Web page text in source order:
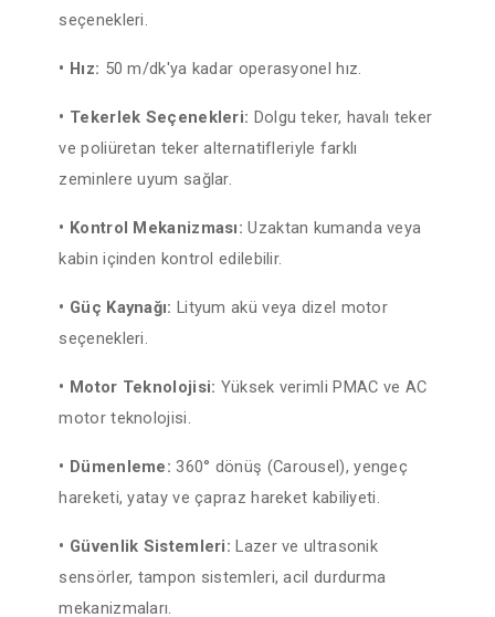
seçenekleri.
• Hız: 50 m/dk'ya kadar operasyonel hız.
• Tekerlek Seçenekleri: Dolgu teker, havalı teker
ve poliüretan teker alternatifleriyle farklı
zeminlere uyum sağlar.
• Kontrol Mekanizması: Uzaktan kumanda veya
kabin içinden kontrol edilebilir.
• Güç Kaynağı: Lityum akü veya dizel motor
seçenekleri.
• Motor Teknolojisi: Yüksek verimli PMAC ve AC
motor teknolojisi.
• Dümenleme: 360° dönüş (Carousel), yengeç
hareketi, yatay ve çapraz hareket kabiliyeti.
• Güvenlik Sistemleri: Lazer ve ultrasonik
sensörler, tampon sistemleri, acil durdurma
mekanizmaları.